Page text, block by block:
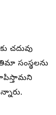
చదువు
సంస్థలను